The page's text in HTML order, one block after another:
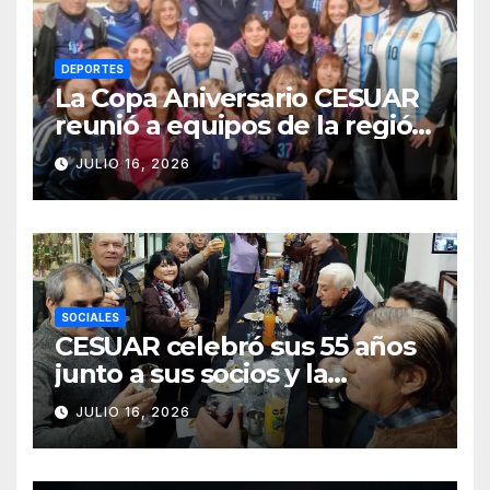
DEPORTES
La Copa Aniversario CESUAR
reunió a equipos de la región
en una jornada de newcom y
camaradería
JULIO 16, 2026
SOCIALES
CESUAR celebró sus 55 años
junto a sus socios y la
comunidad de Azul
JULIO 16, 2026